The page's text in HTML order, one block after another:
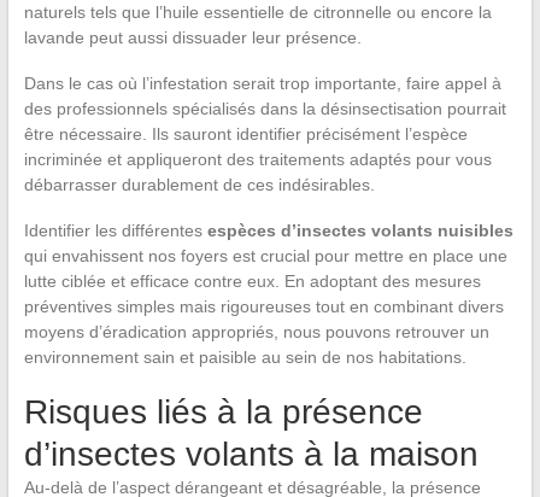
naturels tels que l’huile essentielle de citronnelle ou encore la
lavande peut aussi dissuader leur présence.
Dans le cas où l’infestation serait trop importante, faire appel à
des professionnels spécialisés dans la désinsectisation pourrait
être nécessaire. Ils sauront identifier précisément l’espèce
incriminée et appliqueront des traitements adaptés pour vous
débarrasser durablement de ces indésirables.
Identifier les différentes espèces d’insectes volants nuisibles
qui envahissent nos foyers est crucial pour mettre en place une
lutte ciblée et efficace contre eux. En adoptant des mesures
préventives simples mais rigoureuses tout en combinant divers
moyens d’éradication appropriés, nous pouvons retrouver un
environnement sain et paisible au sein de nos habitations.
Risques liés à la présence
d’insectes volants à la maison
Au-delà de l’aspect dérangeant et désagréable, la présence